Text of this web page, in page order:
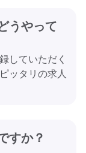
うやって
していただく
ッタリの求人
すか？